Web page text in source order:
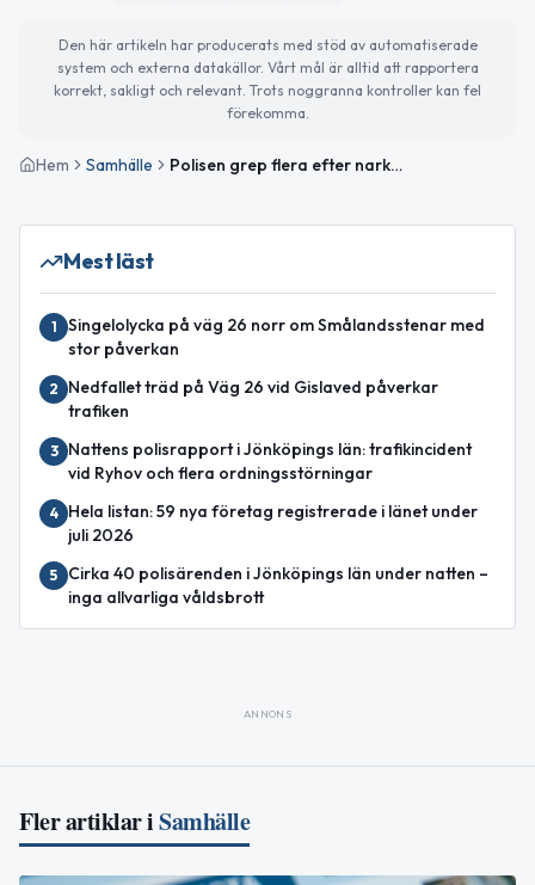
Den här artikeln har producerats med stöd av automatiserade
system och externa datakällor. Vårt mål är alltid att rapportera
korrekt, sakligt och relevant. Trots noggranna kontroller kan fel
förekomma.
Hem Samhälle Polisen grep flera efter narkotikaförsök i Rydaholm
Mest läst
1
Singelolycka på väg 26 norr om Smålandsstenar med
stor påverkan
2
Nedfallet träd på Väg 26 vid Gislaved påverkar
trafiken
3
Nattens polisrapport i Jönköpings län: trafikincident
vid Ryhov och flera ordningsstörningar
4
Hela listan: 59 nya företag registrerade i länet under
juli 2026
5
Cirka 40 polisärenden i Jönköpings län under natten –
inga allvarliga våldsbrott
ANNONS
Fler artiklar iSamhälle